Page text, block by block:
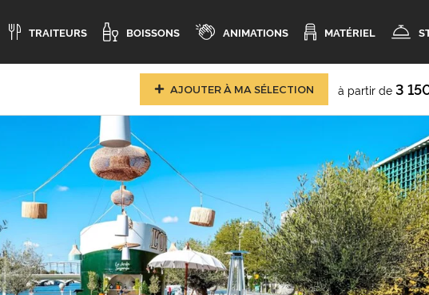
TRAITEURS BOISSONS ANIMATIONS MATÉRIEL
AJOUTER À MA SÉLECTION à partir de 3